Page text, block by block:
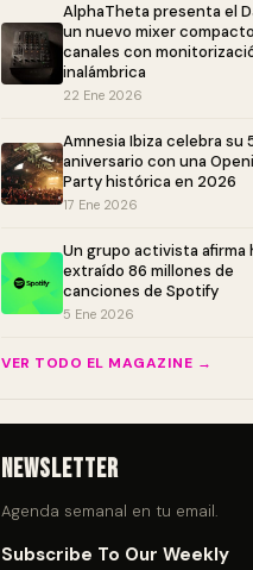
AlphaTheta presenta el
un nuevo mixer
canales con
inalámbrica
22 Ene 2026
Amnesia Ibiza celebra su
aniversario con una
Party histórica en 2026
17 Ene 2026
Un grupo activista afirma
extraído 86 millones de
canciones de Spotify
5 Ene 2026
VER TODO EL MAGAZINE →
Newsletter
Agenda semanal en tu email.
Subscribe To Our Weekly